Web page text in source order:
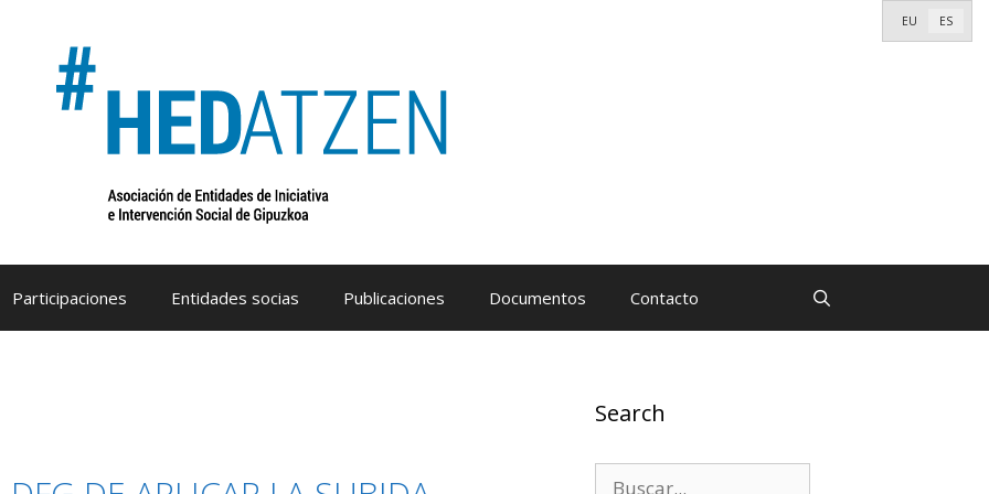
EU ES
Participaciones Entidades socias Publicaciones Documentos Contacto
Search
Buscar: